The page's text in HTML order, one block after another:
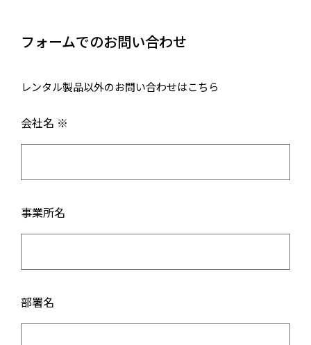
フォームでのお問い合わせ
レンタル製品以外のお問い合わせはこちら
会社名 ※
事業所名
部署名